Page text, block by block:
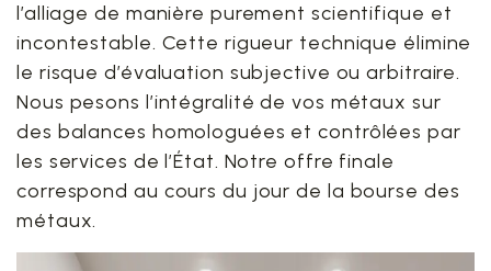
l’alliage de manière purement scientifique et
incontestable. Cette rigueur technique élimine
le risque d’évaluation subjective ou arbitraire.
Nous pesons l’intégralité de vos métaux sur
des balances homologuées et contrôlées par
les services de l’État. Notre offre finale
correspond au cours du jour de la bourse des
métaux.